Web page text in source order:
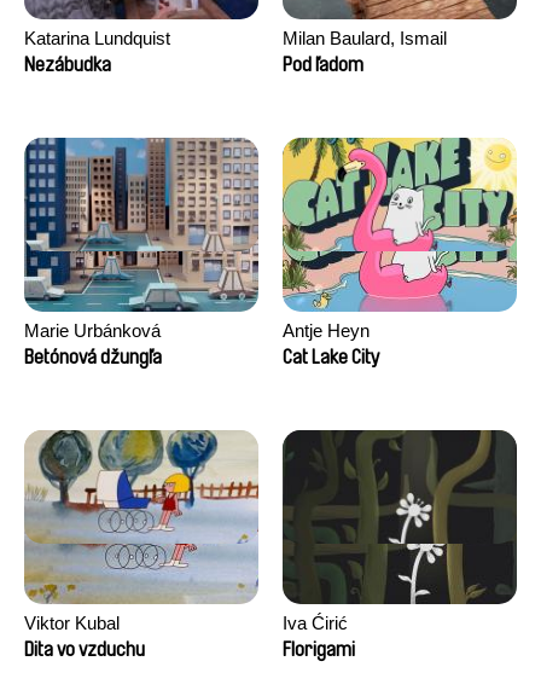
Katarina Lundquist
Nezábudka
Milan Baulard, Ismail
Berrahma, Flore Dupont,
Pod ľadom
Marie Urbánková
Betónová džungľa
Antje Heyn
Cat Lake City
Viktor Kubal
Dita vo vzduchu
Iva Ćirić
Florigami